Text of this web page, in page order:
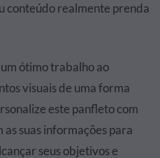
conteúdo realmente prenda
ótimo trabalho ao
visuais de uma forma
este panfleto com
as suas informações para
seus objetivos e